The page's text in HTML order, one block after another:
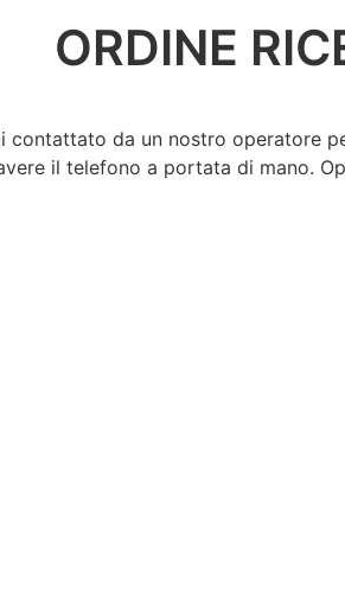
ORDINE
contattato da un nostro operatore
il telefono a portata di mano.